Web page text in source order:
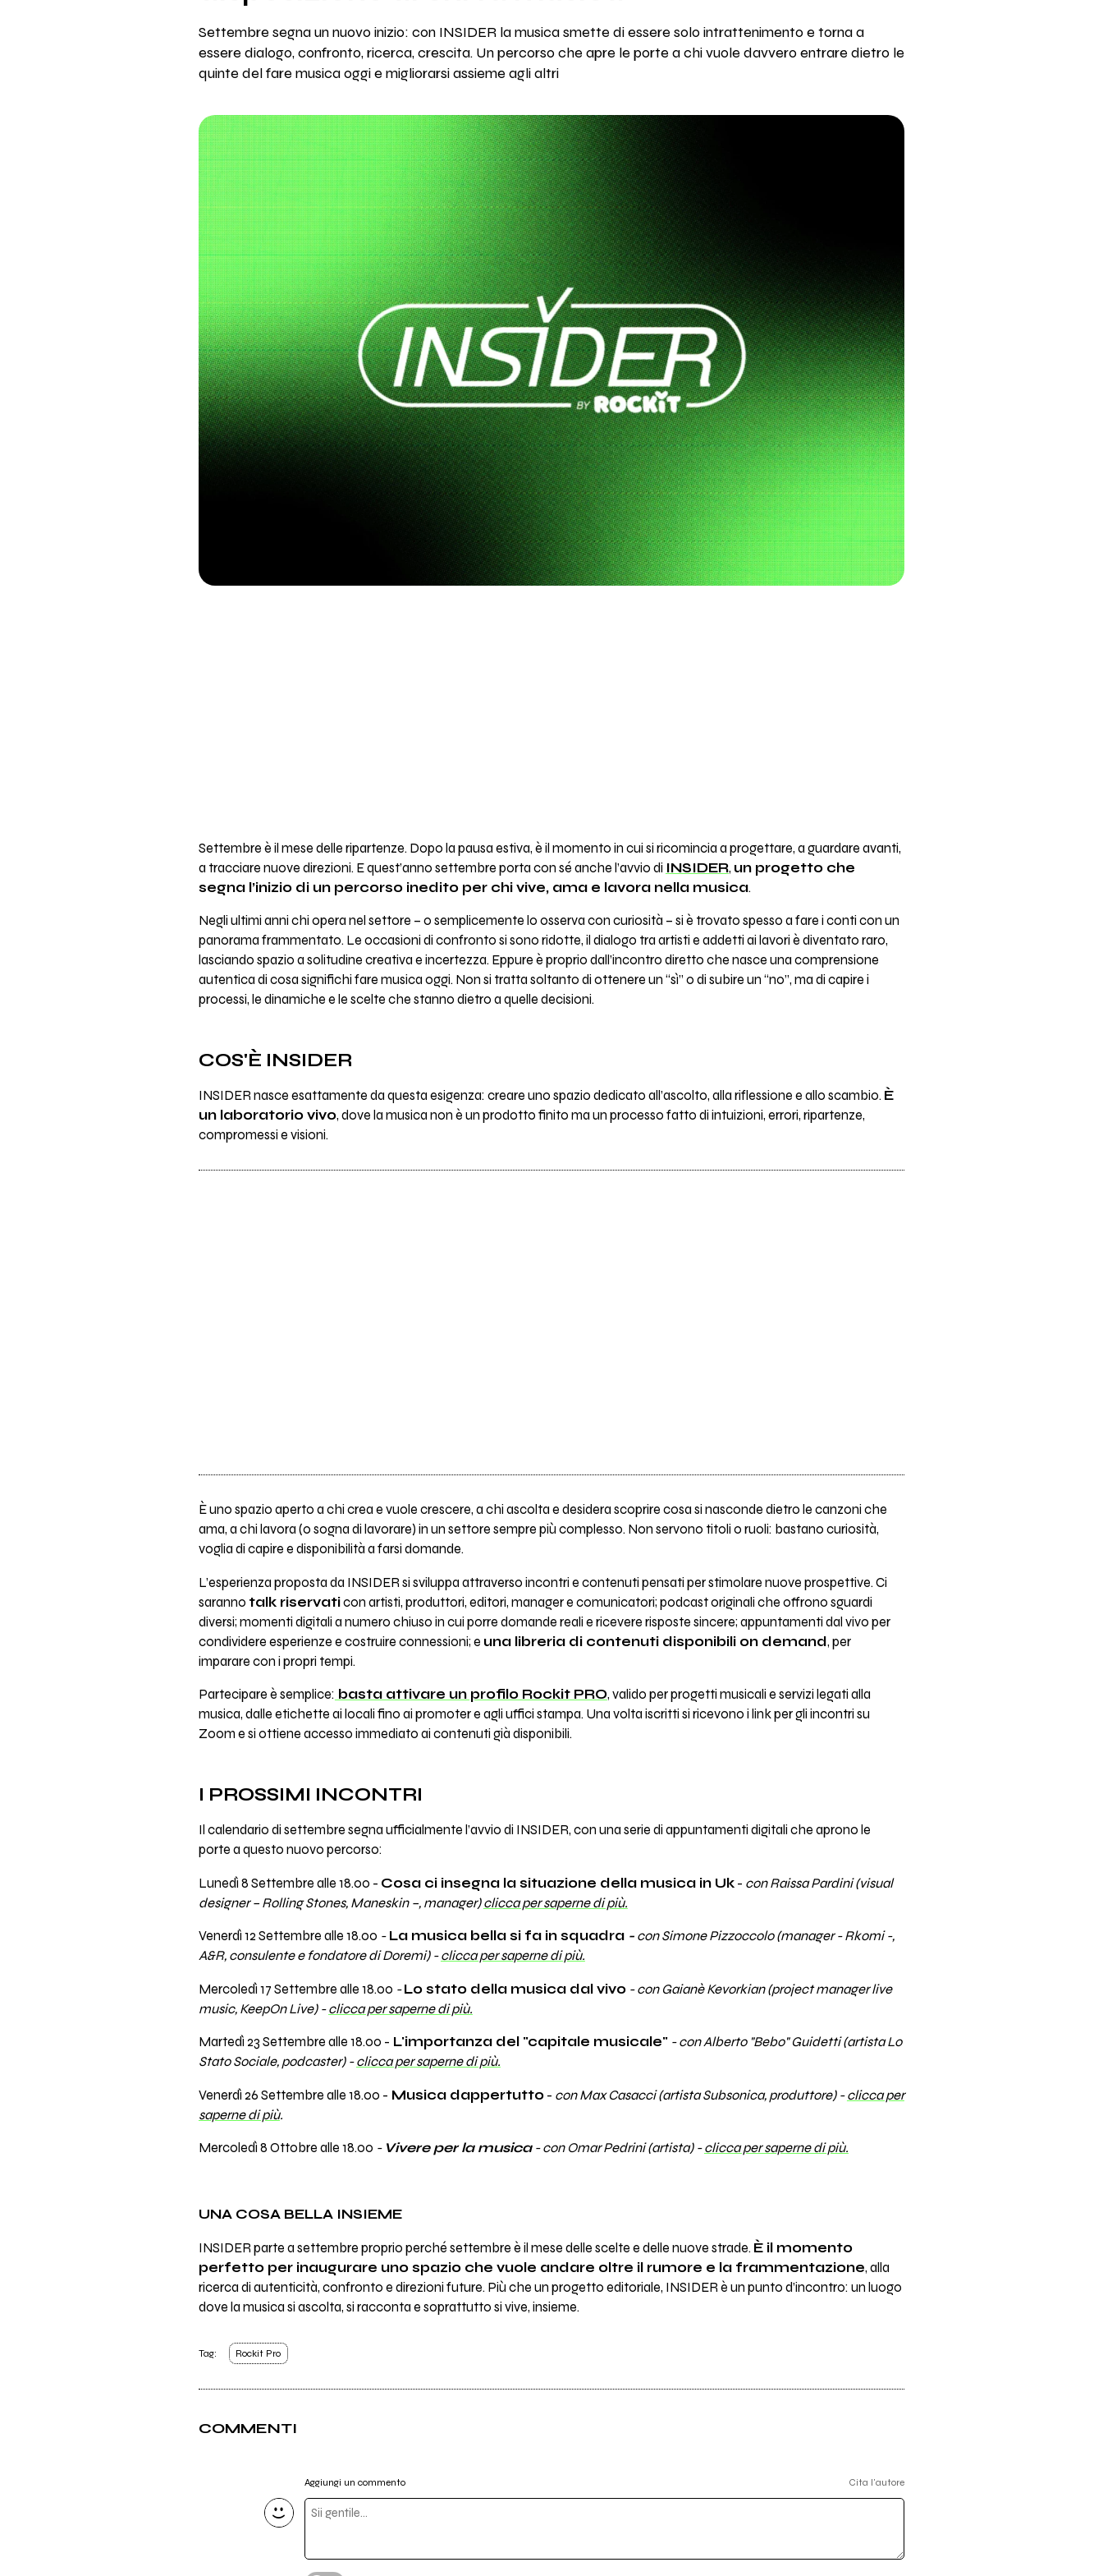
Settembre segna un nuovo inizio: con INSIDER la musica smette di essere solo intrattenimento e torna a
essere dialogo, confronto, ricerca, crescita. Un percorso che apre le porte a chi vuole davvero entrare dietro le
quinte del fare musica oggi e migliorarsi assieme agli altri
Settembre è il mese delle ripartenze. Dopo la pausa estiva, è il momento in cui si ricomincia a progettare, a guardare avanti,
a tracciare nuove direzioni. E quest’anno settembre porta con sé anche l’avvio di INSIDER, un progetto che
segna l’inizio di un percorso inedito per chi vive, ama e lavora nella musica.
Negli ultimi anni chi opera nel settore – o semplicemente lo osserva con curiosità – si è trovato spesso a fare i conti con un
panorama frammentato. Le occasioni di confronto si sono ridotte, il dialogo tra artisti e addetti ai lavori è diventato raro,
lasciando spazio a solitudine creativa e incertezza. Eppure è proprio dall’incontro diretto che nasce una comprensione
autentica di cosa significhi fare musica oggi. Non si tratta soltanto di ottenere un “sì” o di subire un “no”, ma di capire i
processi, le dinamiche e le scelte che stanno dietro a quelle decisioni.
COS'È INSIDER
INSIDER nasce esattamente da questa esigenza: creare uno spazio dedicato all’ascolto, alla riflessione e allo scambio. È
un laboratorio vivo, dove la musica non è un prodotto finito ma un processo fatto di intuizioni, errori, ripartenze,
compromessi e visioni.
È uno spazio aperto a chi crea e vuole crescere, a chi ascolta e desidera scoprire cosa si nasconde dietro le canzoni che
ama, a chi lavora (o sogna di lavorare) in un settore sempre più complesso. Non servono titoli o ruoli: bastano curiosità,
voglia di capire e disponibilità a farsi domande.
L’esperienza proposta da INSIDER si sviluppa attraverso incontri e contenuti pensati per stimolare nuove prospettive. Ci
saranno talk riservaticon artisti, produttori, editori, manager e comunicatori; podcast originali che offrono sguardi
diversi; momenti digitali a numero chiuso in cui porre domande reali e ricevere risposte sincere; appuntamenti dal vivo per
condividere esperienze e costruire connessioni; e una libreria di contenuti disponibili on demand, per
imparare con i propri tempi.
Partecipare è semplice: basta attivare un profilo Rockit PRO, valido per progetti musicali e servizi legati alla
musica, dalle etichette ai locali fino ai promoter e agli uffici stampa. Una volta iscritti si ricevono i link per gli incontri su
Zoom e si ottiene accesso immediato ai contenuti già disponibili.
I PROSSIMI INCONTRI
Il calendario di settembre segna ufficialmente l’avvio di INSIDER, con una serie di appuntamenti digitali che aprono le
porte a questo nuovo percorso:
Lunedì 8 Settembre alle 18.00 - Cosa ci insegna la situazione della musica in Uk- con Raissa Pardini (visual
designer – Rolling Stones, Maneskin –, manager)clicca per saperne di più.
Venerdì 12 Settembre alle 18.00 -La musica bella si fa in squadra-con Simone Pizzoccolo (manager - Rkomi -,
A&R, consulente e fondatore di Doremi) -clicca per saperne di più.
Mercoledì 17 Settembre alle 18.00 -Lo stato della musica dal vivo- con Gaianè Kevorkian (project manager live
music, KeepOn Live) -clicca per saperne di più.
Martedì 23 Settembre alle 18.00 - L'importanza del "capitale musicale"- con Alberto "Bebo" Guidetti (artista Lo
Stato Sociale, podcaster) -clicca per saperne di più.
Venerdì 26 Settembre alle 18.00 - Musica dappertutto- con Max Casacci (artista Subsonica, produttore) -clicca per
saperne di più.
Mercoledì 8 Ottobre alle 18.00 - Vivere per la musica- con Omar Pedrini (artista) -clicca per saperne di più.
UNA COSA BELLA INSIEME
INSIDER parte a settembre proprio perché settembre è il mese delle scelte e delle nuove strade. È il momento
perfetto per inaugurare uno spazio che vuole andare oltre il rumore e la frammentazione, alla
ricerca di autenticità, confronto e direzioni future. Più che un progetto editoriale, INSIDER è un punto d’incontro: un luogo
dove la musica si ascolta, si racconta e soprattutto si vive, insieme.
Tag: Rockit Pro
COMMENTI
Aggiungi un commento Cita l'autore